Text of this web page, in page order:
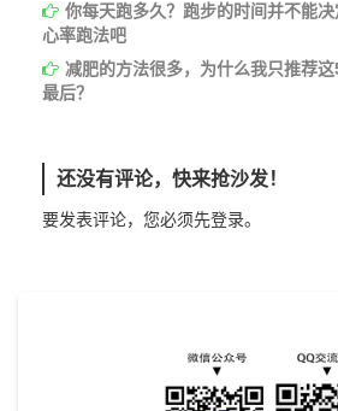
你每天跑多久？跑步的时间并不能
心率跑法吧
减肥的方法很多，为什么我只推荐
最后？
还没有评论，快来抢沙发！
要发表评论，您必须先登录。